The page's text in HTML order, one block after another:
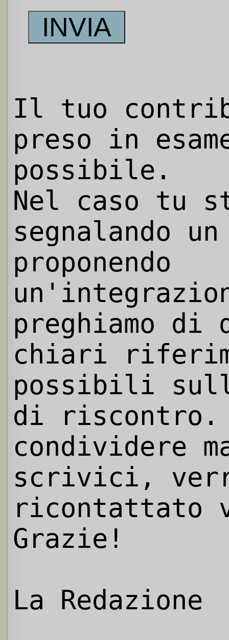
Il tuo
preso in
possibile.
Nel caso tu
segnalando
proponendo
preghiamo
chiari
possibili
di riscontro.
condividere
scrivici,
ricontattato
Grazie!
La Redazione